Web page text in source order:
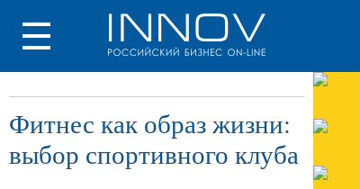
Фитнес как образ жизни:
выбор спортивного клуба